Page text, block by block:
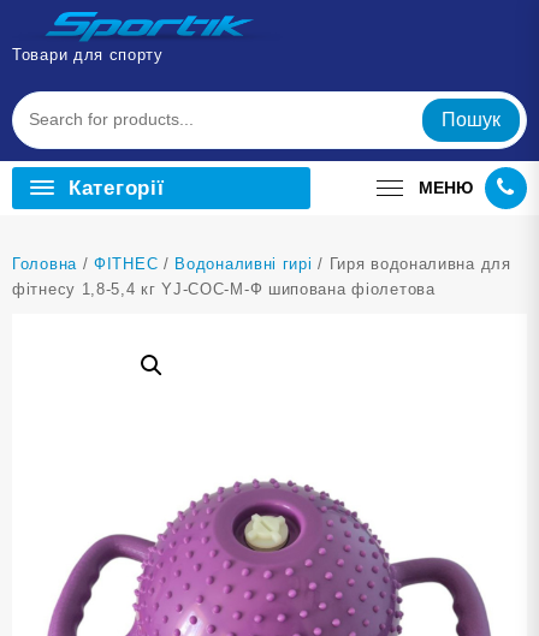
Перейти
вмісту
Товари для спорту
Пошук
Категорії МЕНЮ
Головна /ФІТНЕС / Водоналивні гирі / Гиря водоналивна для
фітнесу 1,8-5,4 кг YJ-COC-M-Ф шипована фіолетова